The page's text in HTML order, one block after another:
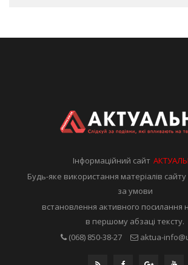
Інформаційний сайт
Будь-яке використання матеріалів
за умови
встановлення активного посилання
в першому абзаці тексту.
(068) 850-38-27
aktua-